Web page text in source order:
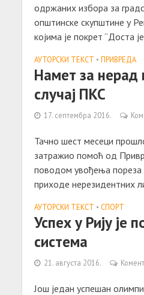
одржаних избора за
општинске скупштине у
којима је покрет “Доста
АУТОРСКИ ТЕКСТ • ПРИВРЕДА
Намет за нерад
случај ПКС
17. септембра 2016.
Тачно шест месеци
затражио помоћ од
поводом увођења пореза
приходе нерезидентних
АУТОРСКИ ТЕКСТ • СПОРТ
Успех у Рију је
система
21. августа 2016.
Још један успешан